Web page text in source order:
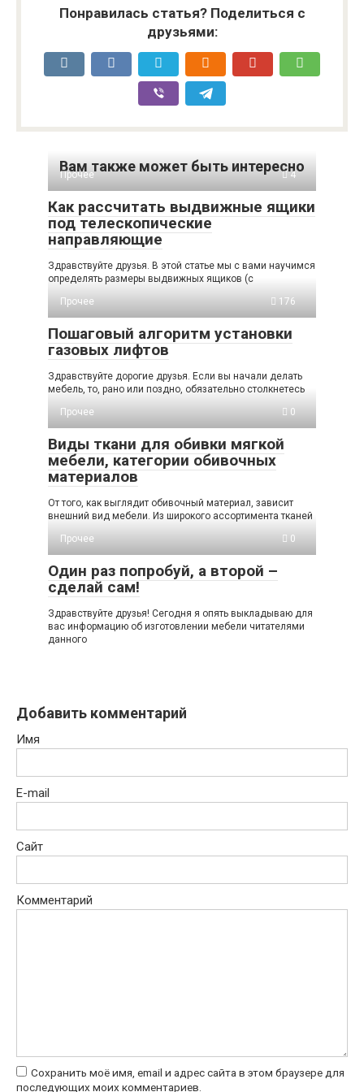
Понравилась статья? Поделиться с
друзьями:
Вам также может быть интересно
Прочее 4
Как рассчитать выдвижные ящики
под телескопические
направляющие
Здравствуйте друзья. В этой статье мы с вами научимся
определять размеры выдвижных ящиков (с
Прочее
176
Пошаговый алгоритм установки
газовых лифтов
Здравствуйте дорогие друзья. Если вы начали делать
мебель, то, рано или поздно, обязательно столкнетесь
Прочее
0
Виды ткани для обивки мягкой
мебели, категории обивочных
материалов
От того, как выглядит обивочный материал, зависит
внешний вид мебели. Из широкого ассортимента тканей
Прочее
0
Один раз попробуй, а второй –
сделай сам!
Здравствуйте друзья! Сегодня я опять выкладываю для
вас информацию об изготовлении мебели читателями
данного
Добавить комментарий
Имя
E-mail
Сайт
Комментарий
Сохранить моё имя, email и адрес сайта в этом браузере для
последующих моих комментариев.